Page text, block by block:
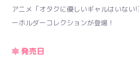
アニメ「オタクに優しいギャルはいない
ーホルダーコレクションが登場！
発売日